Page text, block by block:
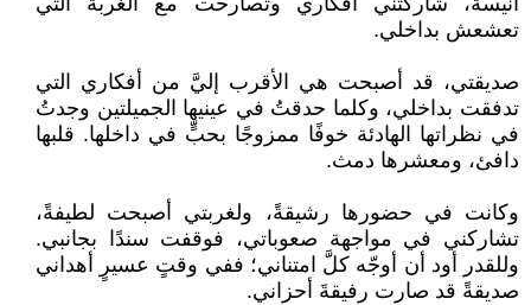
تعشعش بداخلي.
صديقتي، قد أصبحت هي الأقرب إليَّ من أفكاري التي
تدفقت بداخلي، وكلما حدقتُ في عينيها الجميلتين وجدتُ
في نظراتها الهادئة خوفًا ممزوجًا بحبٍّ في داخلها. قلبها
دافئ، ومعشرها دمث.
وكانت في حضورها رشيقةً، ولغربتي أصبحت لطيفةً،
تشاركني في مواجهة صعوباتي، فوقفت سندًا بجانبي.
وللقدر أود أن أوجّه كلَّ امتناني؛ ففي وقتٍ عسيرٍ أهداني
صديقةً قد صارت رفيقةَ أحزاني.